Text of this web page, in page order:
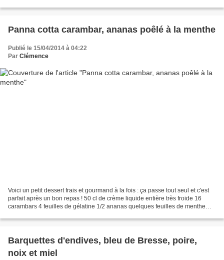
Panna cotta carambar, ananas poêlé à la menthe
Publié le 15/04/2014 à 04:22
Par Clémence
Voici un petit dessert frais et gourmand à la fois : ça passe tout seul et c'est
parfait après un bon repas ! 50 cl de crème liquide entière très froide 16
carambars 4 feuilles de gélatine 1/2 ananas quelques feuilles de menthe
Barquettes d'endives, bleu de Bresse, poire,
noix et miel